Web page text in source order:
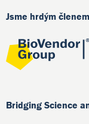
Jsme hrdým členem
Bridging Science